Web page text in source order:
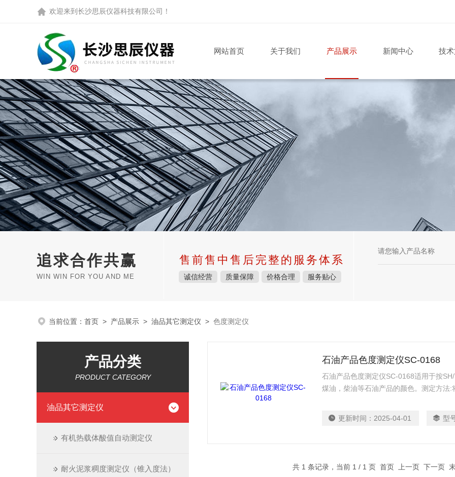
欢迎来到 长沙思辰仪器科技有限公司 ！
网站首页 关于我们 产品展示 新闻中心 技
追求合作共赢
WIN WIN FOR YOU AND ME
售前售中售后完整的服务体系
诚信经营 质量保障 价格合理 服务贴心
当前位置： 首页 > 产品展示 > 油品其它测定仪 > 色度测定仪
产品分类
PRODUCT CATEGORY
油品其它测定仪
有机热载体酸值自动测定仪
耐火泥浆稠度测定仪（锥入度法）
石油产品色度测定仪SC-0168
石油产品色度测定仪SC-0168适用于按
煤油，柴油等石油产品的颜色。测定方法
更新时间： 2025-04-01 型
共 1 条记录，当前 1 / 1 页 首页 上一页 下一页